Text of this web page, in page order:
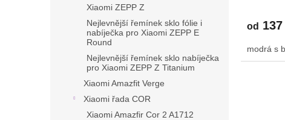
Xiaomi ZEPP Z
Nejlevnější řemínek sklo fólie i
nabíječka pro Xiaomi ZEPP E
Round
Nejlevnější řemínek sklo nabíječka
pro Xiaomi ZEPP Z Titanium
Xiaomi Amazfit Verge
Xiaomi řada COR
Xiaomi Amazfir Cor 2 A1712
od
modrá s